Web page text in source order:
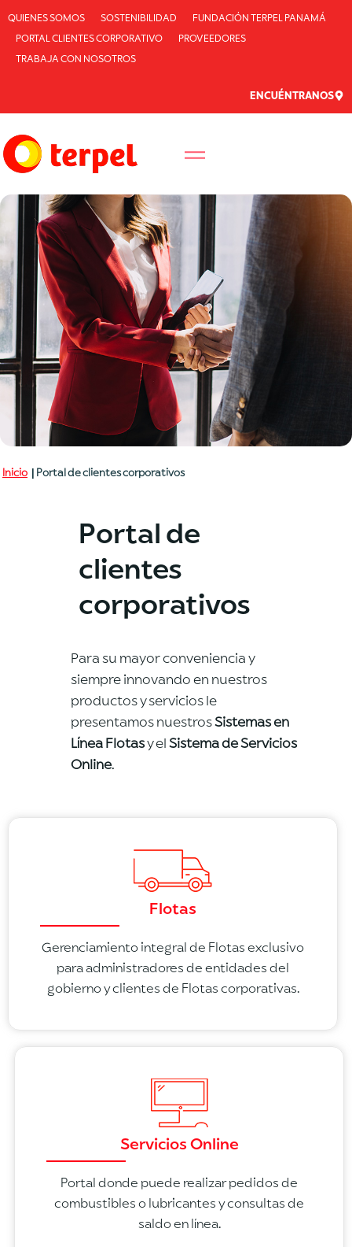
QUIENES SOMOS SOSTENIBILIDAD
FUNDACIÓN TERPEL PANAMÁ
PORTAL CLIENTES CORPORATIVO
PROVEEDORES
TRABAJA CON NOSOTROS
ENCUÉNTRANOS
Inicio | Portal de clientes corporativos
Portal de
clientes
corporativos
Para su mayor conveniencia y
siempre innovando en nuestros
productos y servicios le
presentamos nuestrosSistemas en
Línea Flotasy elSistema de Servicios
Online.
Flotas
Gerenciamiento integral de Flotas exclusivo
para administradores de entidades del
gobierno y clientes de Flotas corporativas.
Servicios Online
Portal donde puede realizar pedidos de
combustibles o lubricantes y consultas de
saldo en línea.